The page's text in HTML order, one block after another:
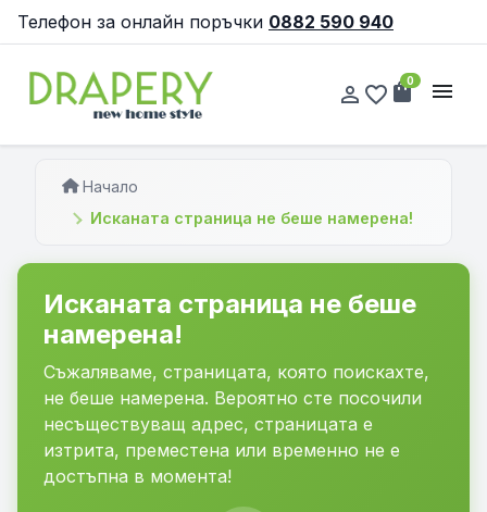
Телефон за онлайн поръчки 0882 590 940
person_outline favorite_border shopping_bag
0 menu
Начало
Исканата страница не беше намерена!
Исканата страница не беше
намерена!
Съжаляваме, страницата, която поискахте,
не беше намерена. Вероятно сте посочили
несъществуващ адрес, страницата е
изтрита, преместена или временно не е
достъпна в момента!